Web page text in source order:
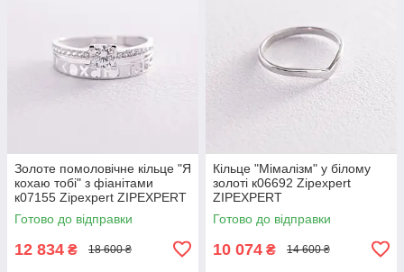
Золоте помоловічне кільце "Я
кохаю тобі" з фіанітами
к07155 Zipexpert ZIPEXPERT
Готово до відправки
12 834 ₴ 18 600 ₴
Кільце "Мімалізм" у білому
золоті к06692 Zipexpert
ZIPEXPERT
Готово до відправки
10 074 ₴ 14 600 ₴